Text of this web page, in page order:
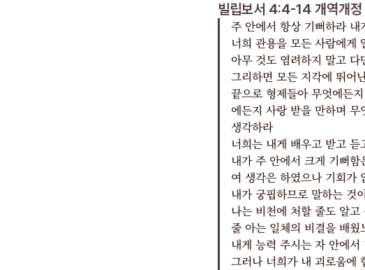
빌립보서 4:4-14 개역개정
주 안에서 항상 기뻐하라
너희 관용을 모든 사람에게
아무 것도 염려하지 말고
그리하면 모든 지각에 뛰어
끝으로 형제들아 무엇에든
에든지 사랑 받을 만하며
생각하라
너희는 내게 배우고 받고
내가 주 안에서 크게 기뻐
여 생각은 하였으나 기회가
내가 궁핍하므로 말하는 것
나는 비천에 처할 줄도 알
줄 아는 일체의 비결을 배웠
내게 능력 주시는 자 안에
그러나 너희가 내 괴로움에